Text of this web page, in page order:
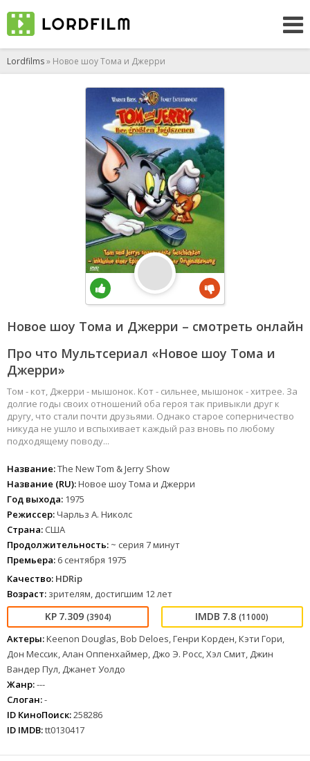
Lordfilms» Новое шоу Тома и Джерри
Новое шоу Тома и Джерри – смотреть онлайн
Про что Мультсериал «Новое шоу Тома и
Джерри»
Том - кот, Джерри - мышонок. Кот - сильнее, мышонок - хитрее. За
долгие годы своих отношений оба героя так привыкли друг к
другу, что стали почти друзьями. Однако старое соперничество
никуда не ушло и вспыхивает каждый раз вновь по любому
подходящему поводу...
Название:The New Tom & Jerry Show
Название (RU):Новое шоу Тома и Джерри
Год выхода: 1975
Режиссер:Чарльз А. Николс
Страна: США
Продолжительность: ~ серия 7 минут
Премьера: 6 сентября 1975
Качество: HDRip
Возраст: зрителям, достигшим 12 лет
7.309 (3904) 7.8 (11000)
Актеры:Keenon Douglas, Bob Deloes, Генри Корден, Кэти Гори,
Дон Мессик, Алан Оппенхаймер, Джо Э. Росс, Хэл Смит, Джин
Вандер Пул, Джанет Уолдо
Жанр:---
Слоган:-
ID КиноПоиск:258286
ID IMDB:tt0130417